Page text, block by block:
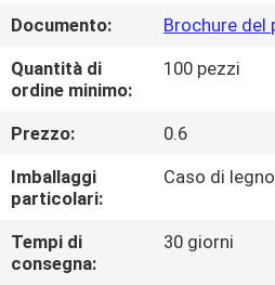
VISITA
ALLA
FABBRICA
CONTROLLO
DELLA
QUALITÀ
Documento:
Brochure del
Quantità di
ordine minimo:
100 pezzi
Prezzo:
0.6
Imballaggi
particolari:
Caso di legno
Tempi di
consegna:
30 giorni